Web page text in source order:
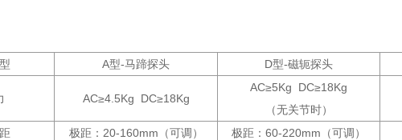
A型-马蹄探头 D型-磁轭探头
AC≥4.5Kg DC≥18Kg
AC≥5Kg DC≥18Kg
（无关节时）
极距：20-160mm（可调） 极距：60-220mm（可调）